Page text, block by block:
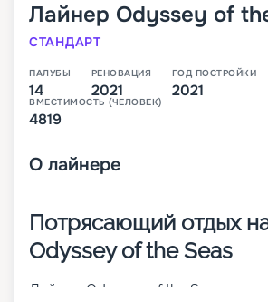
Лайнер Odyssey of
СТАНДАРТ
ПАЛУБЫ
14
РЕНОВАЦИЯ
2021
ГОД ПОСТРОЙКИ
2021
ВМЕСТИМОСТЬ (ЧЕЛОВЕК)
4819
О лайнере
Потрясающий отдых
Odyssey of the Seas
Лайнер Odyssey of the Seas – это